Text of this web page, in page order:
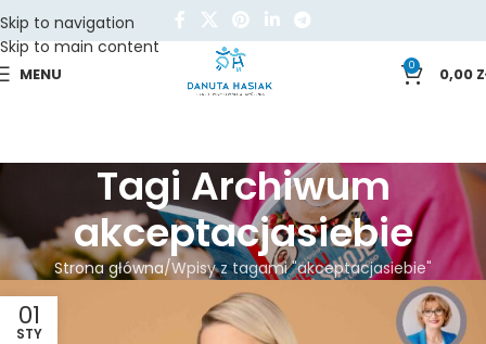
Skip to navigation
Skip to main content
MENU 0 0,00
Tagi Archiwum
akceptacjasiebie
Strona główna Wpisy z tagami "akceptacjasiebie"
01
STY